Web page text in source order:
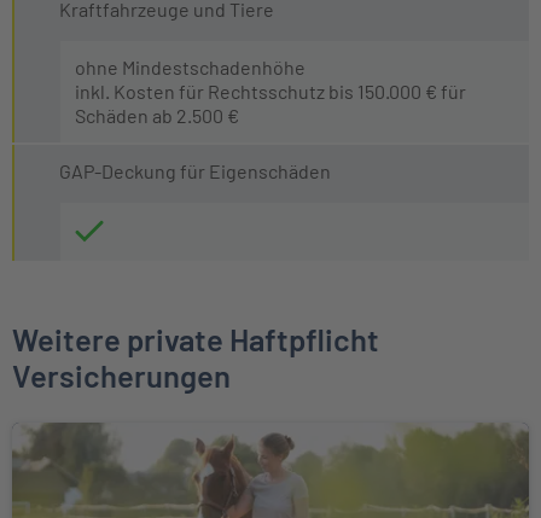
Kraftfahrzeuge und Tiere
ohne Mindestschadenhöhe
inkl. Kosten für Rechtsschutz bis 150.000 € für
Schäden ab 2.500 €
GAP-Deckung für Eigenschäden
Weitere private Haftpflicht
Versicherungen